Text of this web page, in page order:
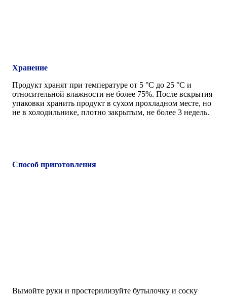
Хранение
Продукт хранят при температуре от 5 °С до 25 °С и
относительной влажности не более 75%. После вскрытия
упаковки хранить продукт в сухом прохладном месте, но
не в холодильнике, плотно закрытым, не более 3 недель.
Способ приготовления
Вымойте руки и простерилизуйте бутылочку и соску